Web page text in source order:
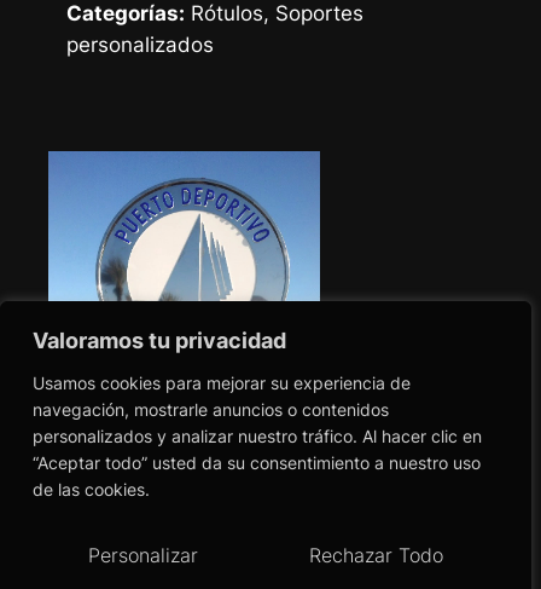
Valoramos tu privacidad
Usamos cookies para mejorar su experiencia de
navegación, mostrarle anuncios o contenidos
personalizados y analizar nuestro tráfico. Al hacer clic en
“Aceptar todo” usted da su consentimiento a nuestro uso
de las cookies.
Personalizar Rechazar Todo
Categorías: Rótulos, Soportes
personalizados